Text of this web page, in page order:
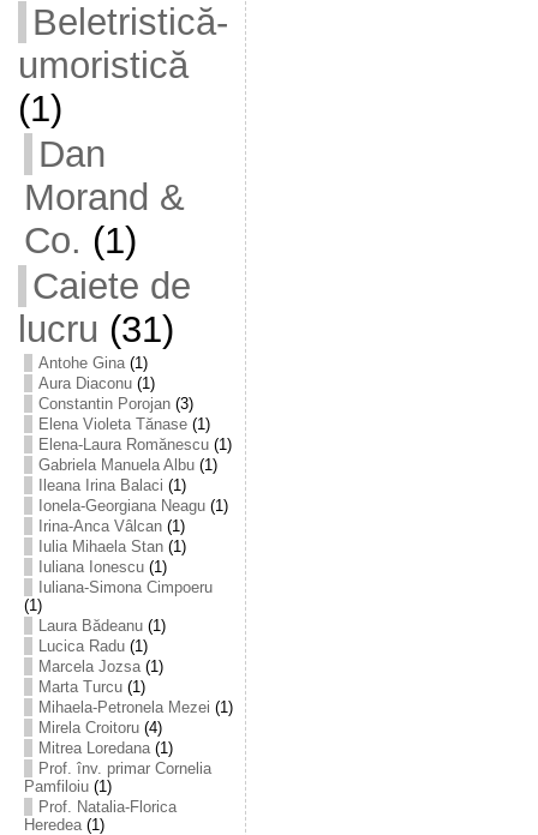
Beletristică-
umoristică
(1)
Dan
Morand &
Co. (1)
Caiete de
lucru (31)
Antohe Gina(1)
Aura Diaconu(1)
Constantin Porojan(3)
Elena Violeta Tănase(1)
Elena-Laura Romănescu(1)
Gabriela Manuela Albu(1)
Ileana Irina Balaci (1)
Ionela-Georgiana Neagu(1)
Irina-Anca Vâlcan(1)
Iulia Mihaela Stan(1)
Iuliana Ionescu(1)
Iuliana-Simona Cimpoeru
(1)
Laura Bădeanu(1)
Lucica Radu(1)
Marcela Jozsa(1)
Marta Turcu(1)
Mihaela-Petronela Mezei (1)
Mirela Croitoru(4)
Mitrea Loredana(1)
Prof. înv. primar Cornelia
Pamfiloiu(1)
Prof. Natalia-Florica
Heredea(1)